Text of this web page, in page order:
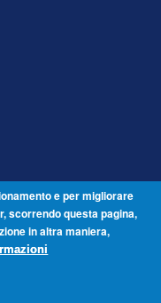
- Periodico telematico
07/2014 – ISSN 2421-2466
U - 30123 Venezia - Italia -
e per migliorare
scorrendo questa pagina,
in altra maniera,